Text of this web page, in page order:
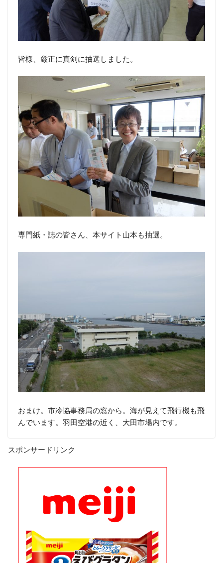
皆様、厳正に真剣に抽選しました。
専門紙・誌の皆さん、本サイト山本も抽選。
おまけ。市冷協事務局の窓から。海が見えて飛行機も飛
んでいます。羽田空港の近く、大田市場内です。
スポンサードリンク